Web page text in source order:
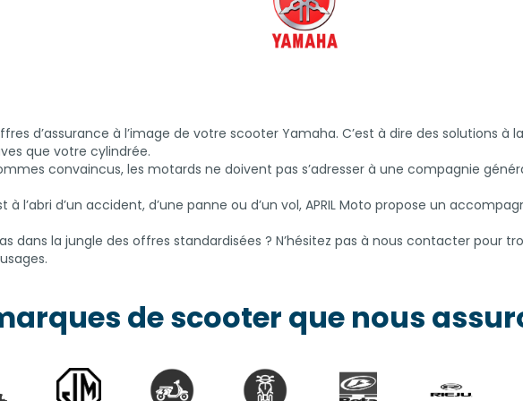
d’assurance à l’image de votre scooter Yamaha. C’est à dire des solutions
que votre cylindrée.
convaincus, les motards ne doivent pas s’adresser à une compagnie
à l’abri d’un accident, d’une panne ou d’un vol, APRIL Moto propose un
dans la jungle des offres standardisées ? N’hésitez pas à nous contacter pour
de scooter que nous